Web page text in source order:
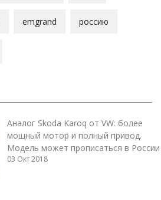
emgrand россию
Аналог Skoda Karoq от VW: более
мощный мотор и полный привод.
Модель может прописаться в России
03 Окт 2018